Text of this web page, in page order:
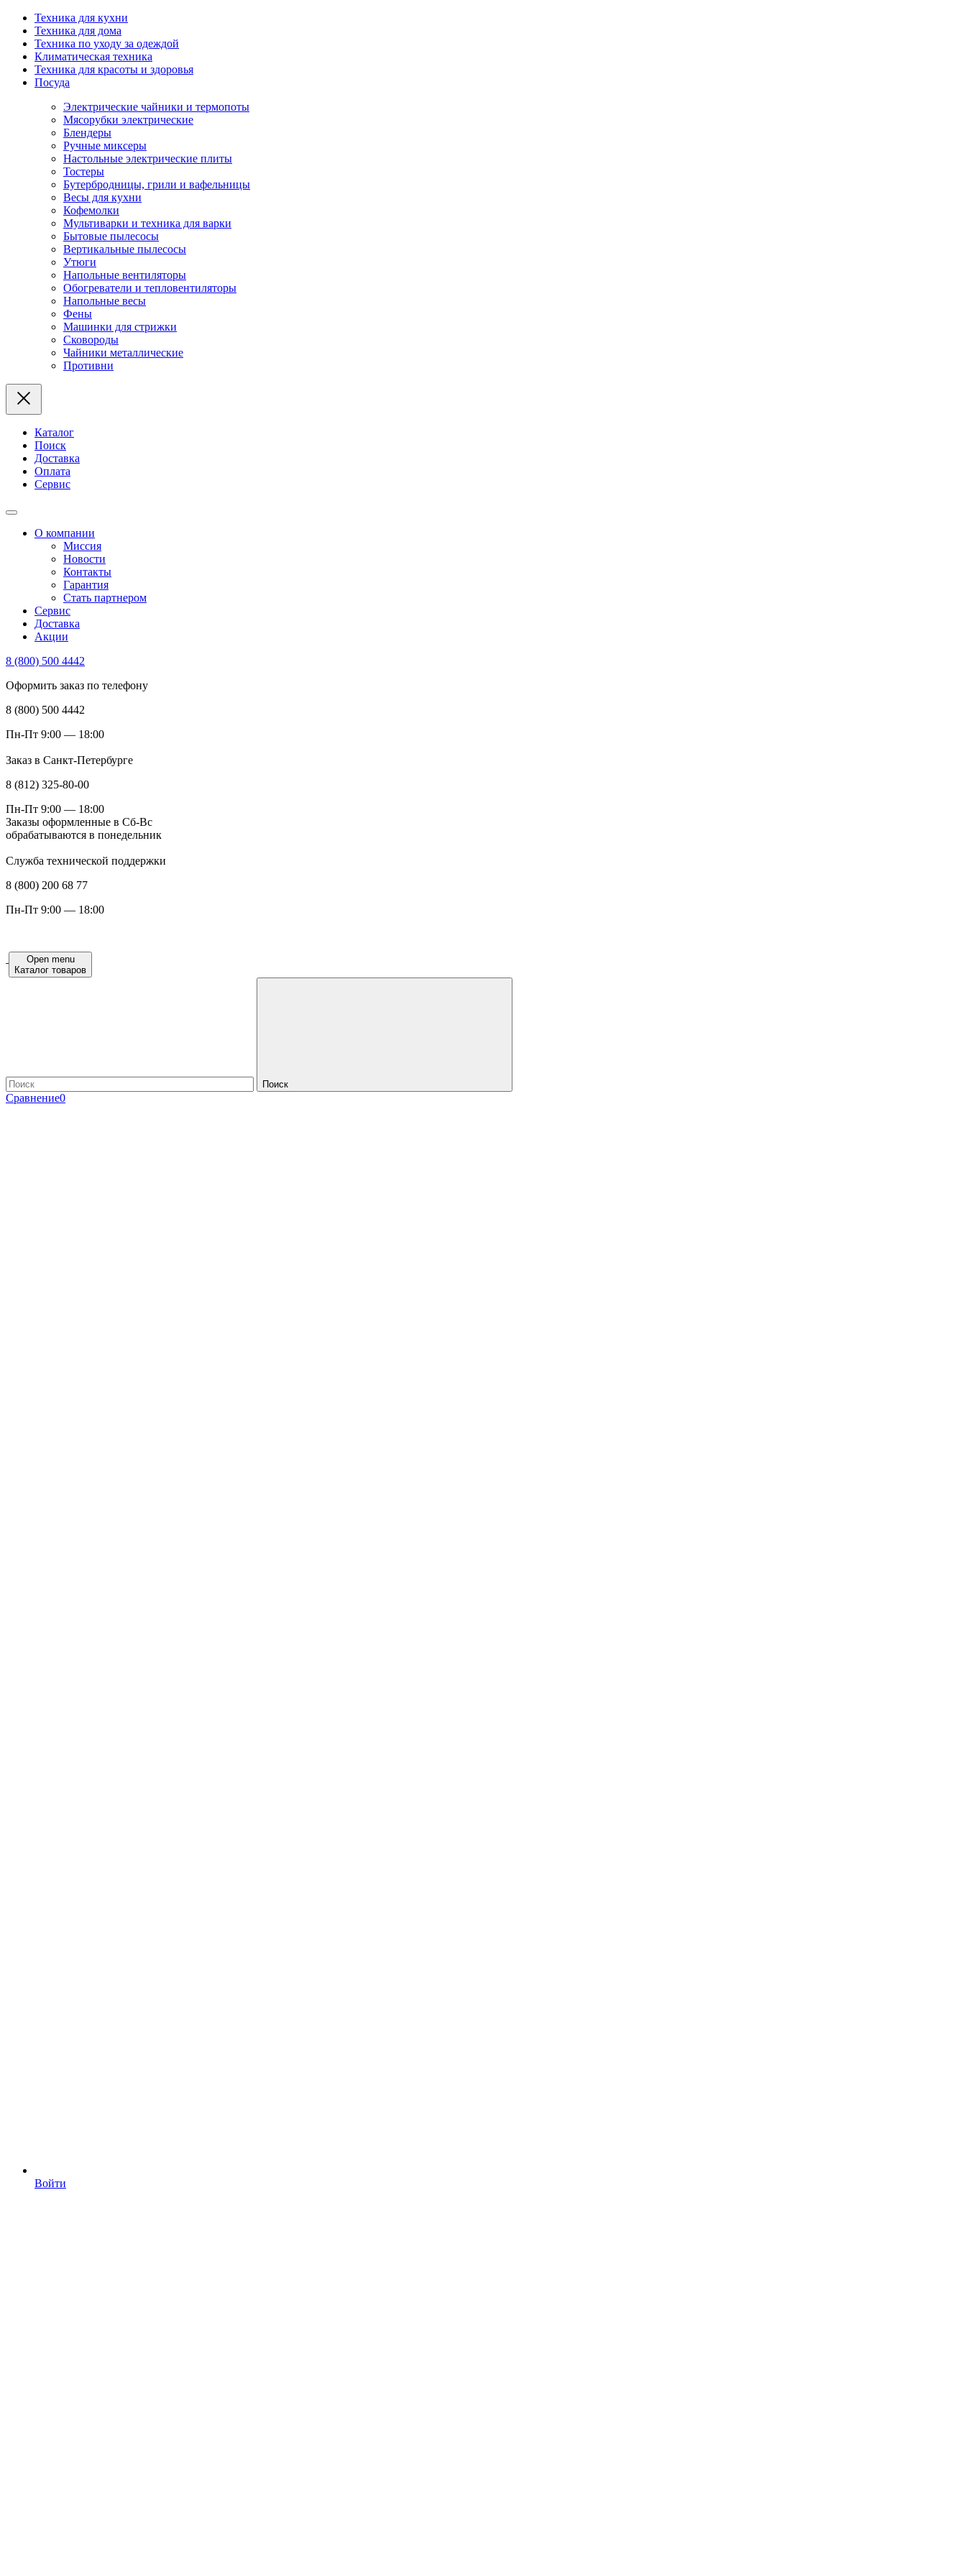
Техника для кухни
Техника для дома
Техника по уходу за одеждой
Климатическая техника
Техника для красоты и здоровья
Посуда
Электрические чайники и термопоты
Мясорубки электрические
Блендеры
Ручные миксеры
Настольные электрические плиты
Тостеры
Бутербродницы, грили и вафельницы
Весы для кухни
Кофемолки
Мультиварки и техника для варки
Бытовые пылесосы
Вертикальные пылесосы
Утюги
Напольные вентиляторы
Обогреватели и тепловентиляторы
Напольные весы
Фены
Машинки для стрижки
Сковороды
Чайники металлические
Противни
Каталог
Поиск
Доставка
Оплата
Сервис
О компании
Миссия
Новости
Контакты
Гарантия
Стать партнером
Сервис
Доставка
Акции
8 (800) 500 4442
Оформить заказ по телефону
8 (800) 500 4442
Пн-Пт 9:00 — 18:00
Заказ в Санкт-Петербурге
8 (812) 325-80-00
Пн-Пт 9:00 — 18:00
Заказы оформленные в Сб-Вс
обрабатываются в понедельник
Служба технической поддержки
8 (800) 200 68 77
Пн-Пт 9:00 — 18:00
Open menu
Каталог товаров
Поиск
Сравнение0
Войти